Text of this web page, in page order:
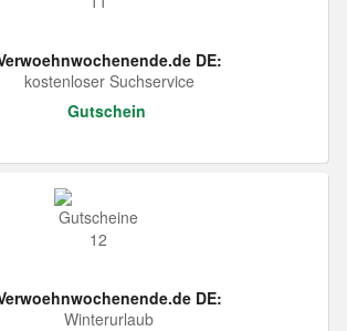
DE:
kostenloser Suchservice
Gutschein
DE:
Winterurlaub